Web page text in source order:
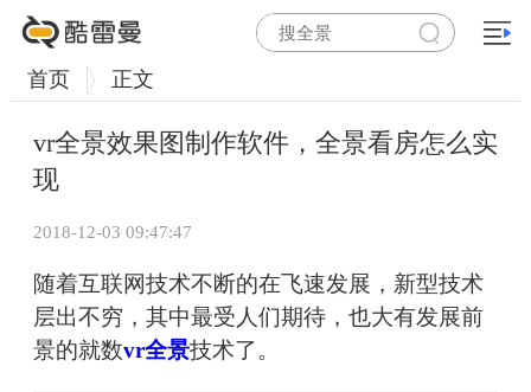
首页 正文
vr全景效果图制作软件，全景看房怎么实
现
2018-12-03 09:47:47
随着互联网技术不断的在飞速发展，新型技术
层出不穷，其中最受人们期待，也大有发展前
景的就数vr全景技术了。